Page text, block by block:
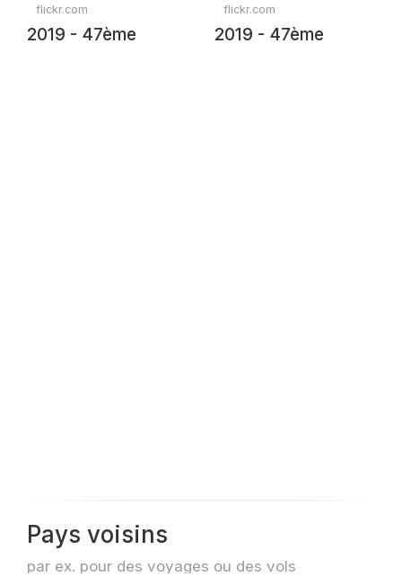
flickr.com
2019 - 47ème
flickr.com
2019 - 47ème
Pays voisins
par ex. pour des voyages ou des vols